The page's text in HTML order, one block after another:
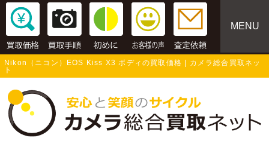
MENU
Nikon（ニコン）EOS Kiss X3 ボディの買取価格 | カメラ総合買取ネッ
ト